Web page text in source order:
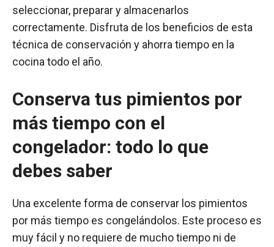
seleccionar, preparar y almacenarlos
correctamente. Disfruta de los beneficios de esta
técnica de conservación y ahorra tiempo en la
cocina todo el año.
Conserva tus pimientos por
más tiempo con el
congelador: todo lo que
debes saber
Una excelente forma de conservar los pimientos
por más tiempo es congelándolos. Este proceso es
muy fácil y no requiere de mucho tiempo ni de